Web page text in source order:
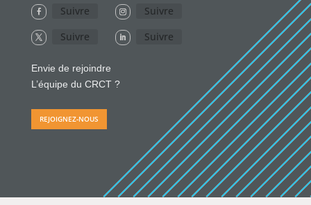
Suivre
Suivre
Suivre
Suivre
Envie de rejoindre
L’équipe du CRCT ?
REJOIGNEZ-NOUS